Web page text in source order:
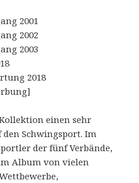
2001
2002
2003
2018
einen sehr
Schwingsport. Im
der fünf Verbände,
Album von vielen